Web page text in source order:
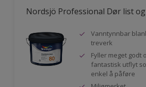
Nordsjö Professional Dør list
Vanntynnbar
treverk
Fyller meget godt
fantastisk utflyt
enkel å påføre